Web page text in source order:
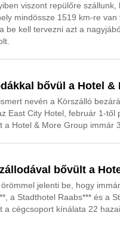
viszont repülőre
mindössze 1519 km-re
be kell tervezni azt a
bővül a Hotel
nevén a Körszálló
East City Hotel, február 1-
a Hotel & More Group immár
bővült a
jelenti be, hogy
a Stadthotel Raabs*** és a
a cégcsoport kínálata 22